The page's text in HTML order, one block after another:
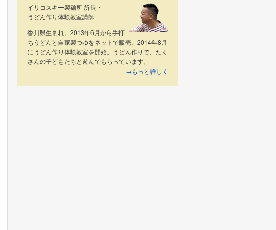
イリコスキー製麺所 所長・
うどん作り体験教室講師
香川県生まれ。2013年6月から手打
ちうどんと自家製つゆをネットで販売、2014年8月
にうどん作り体験教室を開始。うどん作りで、たく
さんの子どもたちと遊んでもらっています。
→もっと詳しく